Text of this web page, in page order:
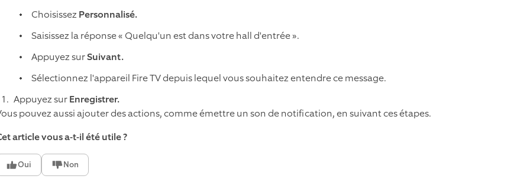
Choisissez Personnalisé.
Saisissez la réponse « Quelqu'un est dans votre hall d'entrée ».
Appuyez surSuivant.
Sélectionnez l'appareil Fire TV depuis lequel vous souhaitez entendre ce message.
Appuyez surEnregistrer.
pouvez aussi ajouter des actions, comme émettre un son de notification, en suivant ces étapes.
article vous a-t-il été utile ?
Oui Non